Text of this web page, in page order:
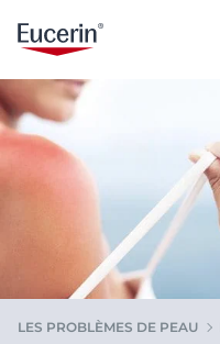
LES PROBLÈMES DE PEAU